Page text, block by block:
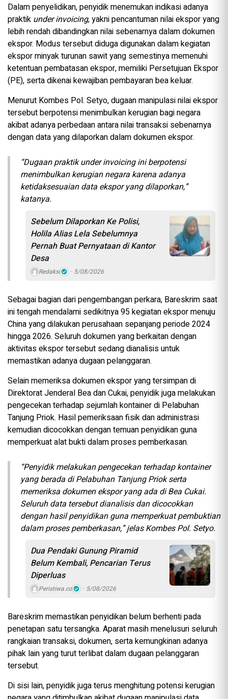
Dalam penyelidikan, penyidik menemukan indikasi adanya
praktik under invoicing, yakni pencantuman nilai ekspor yang
lebih rendah dibandingkan nilai sebenarnya dalam dokumen
ekspor. Modus tersebut diduga digunakan dalam kegiatan
ekspor minyak turunan sawit yang semestinya memenuhi
ketentuan pembatasan ekspor, memiliki Persetujuan Ekspor
(PE), serta dikenai kewajiban pembayaran bea keluar.
Menurut Kombes Pol. Setyo, dugaan manipulasi nilai ekspor
tersebut berpotensi menimbulkan kerugian bagi negara
akibat adanya perbedaan antara nilai transaksi sebenarnya
dengan data yang dilaporkan dalam dokumen ekspor.
“Dugaan praktik under invoicing ini berpotensi
menimbulkan kerugian negara karena adanya
ketidaksesuaian data ekspor yang dilaporkan,”
katanya.
Sebelum Dilaporkan Ke Polisi,
Holila Alias Lela Sebelumnya
Pernah Buat Pernyataan di Kantor
Desa
Redaksi 5/08/2026
Sebagai bagian dari pengembangan perkara, Bareskrim saat
ini tengah mendalami sedikitnya 95 kegiatan ekspor menuju
China yang dilakukan perusahaan sepanjang periode 2024
hingga 2026. Seluruh dokumen yang berkaitan dengan
aktivitas ekspor tersebut sedang dianalisis untuk
memastikan adanya dugaan pelanggaran.
Selain memeriksa dokumen ekspor yang tersimpan di
Direktorat Jenderal Bea dan Cukai, penyidik juga melakukan
pengecekan terhadap sejumlah kontainer di Pelabuhan
Tanjung Priok. Hasil pemeriksaan fisik dan administrasi
kemudian dicocokkan dengan temuan penyidikan guna
memperkuat alat bukti dalam proses pemberkasan.
“Penyidik melakukan pengecekan terhadap kontainer
yang berada di Pelabuhan Tanjung Priok serta
memeriksa dokumen ekspor yang ada di Bea Cukai.
Seluruh data tersebut dianalisis dan dicocokkan
dengan hasil penyidikan guna memperkuat pembuktian
dalam proses pemberkasan,” jelas Kombes Pol. Setyo.
Dua Pendaki Gunung Piramid
Belum Kembali, Pencarian Terus
Diperluas
Peristiwa.co 5/08/2026
Bareskrim memastikan penyidikan belum berhenti pada
penetapan satu tersangka. Aparat masih menelusuri seluruh
rangkaian transaksi, dokumen, serta kemungkinan adanya
pihak lain yang turut terlibat dalam dugaan pelanggaran
tersebut.
Di sisi lain, penyidik juga terus menghitung potensi kerugian